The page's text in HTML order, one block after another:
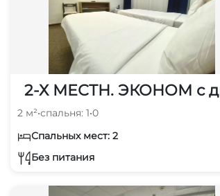
2-Х МЕСТН. ЭКОНОМ с
2 м²•спальня: 1•0
Спальных мест: 2
Без питания